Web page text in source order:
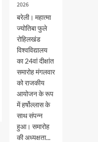
2026
बरेली। महात्मा
ज्योतिबा फुले
रोहिलखंड
विश्वविद्यालय
का 24वां दीक्षांत
समारोह मंगलवार
को राजकीय
आयोजन के रूप
में हर्षोल्लास के
साथ संपन्न
हुआ। समारोह
की अध्यक्षता...